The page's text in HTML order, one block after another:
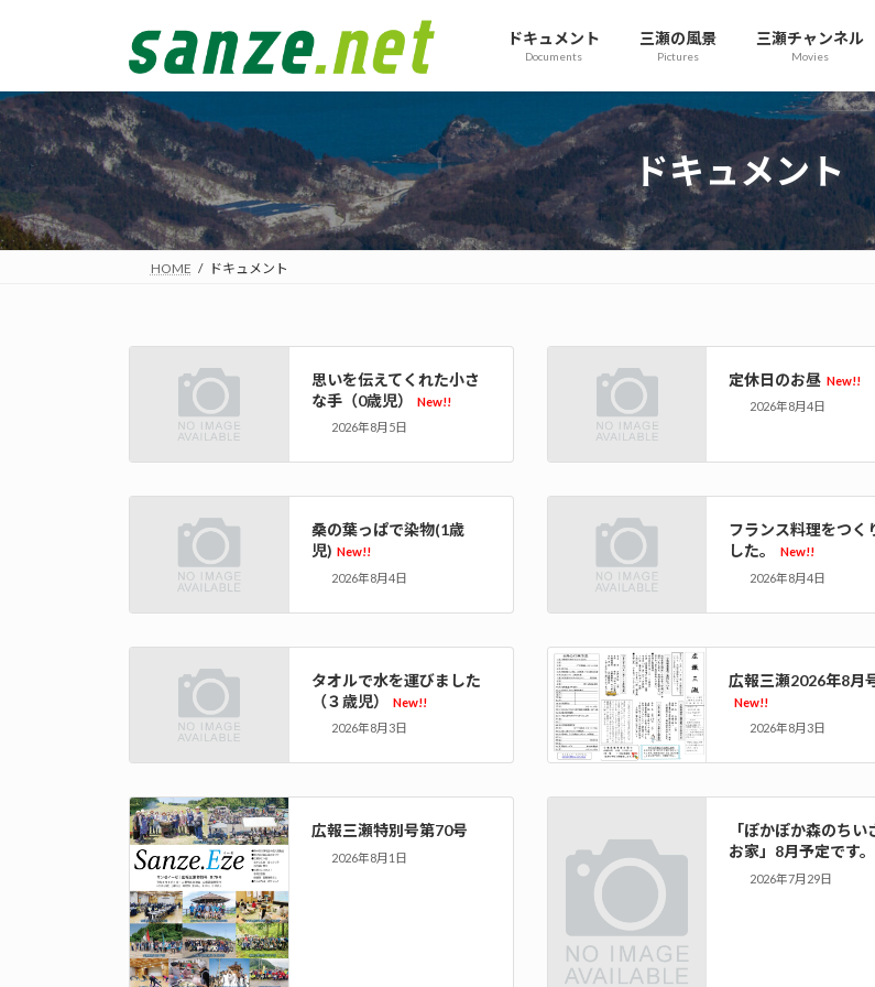
ン
ツ
へ
ス
キ
ッ
プ
ー
シ
ョ
ン
に
移
動
ドキュメント
Documents
三瀬の風景
Pictures
三瀬チャンネル
Movies
ドキュメント
HOME ドキュメント
思いを伝えてくれた小さ
な手（0歳児）
New!!
2026年8月5日
定休日のお昼 New!!
2026年8月4日
桑の葉っぱで染物(1歳
児) New!!
2026年8月4日
フランス料理をつく
した。
New!!
2026年8月4日
タオルで水を運びました
（３歳児）
New!!
2026年8月3日
広報三瀬2026年8月
New!!
2026年8月3日
広報三瀬特別号第70号
2026年8月1日
「ぽかぽか森のちい
お家」8月予定です。
2026年7月29日